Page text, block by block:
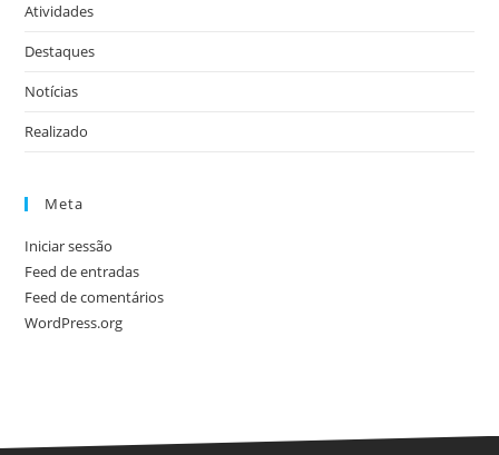
Atividades
Destaques
Notícias
Realizado
Meta
Iniciar sessão
Feed de entradas
Feed de comentários
WordPress.org